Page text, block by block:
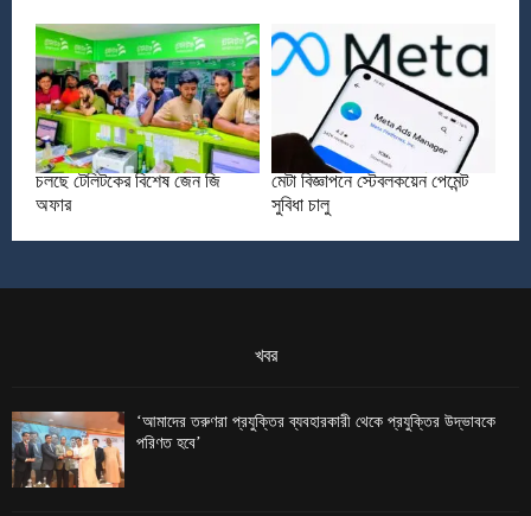
চলছে টেলিটকের বিশেষ জেন জি
অফার
মেটা বিজ্ঞাপনে স্টেবলকয়েন পেমেন্ট
সুবিধা চালু
খবর
‘আমাদের তরুণরা প্রযুক্তির ব্যবহারকারী থেকে প্রযুক্তির উদ্ভাবকে
পরিণত হবে’